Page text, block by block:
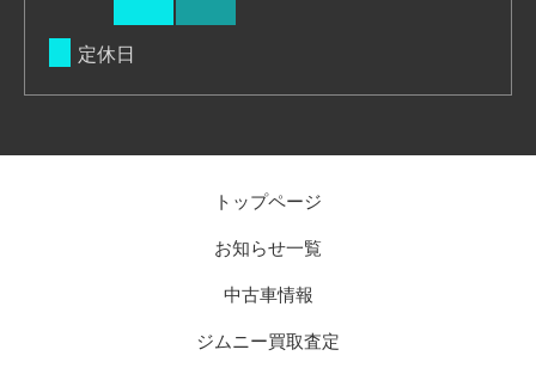
定休日
トップページ
お知らせ一覧
中古車情報
ジムニー買取査定